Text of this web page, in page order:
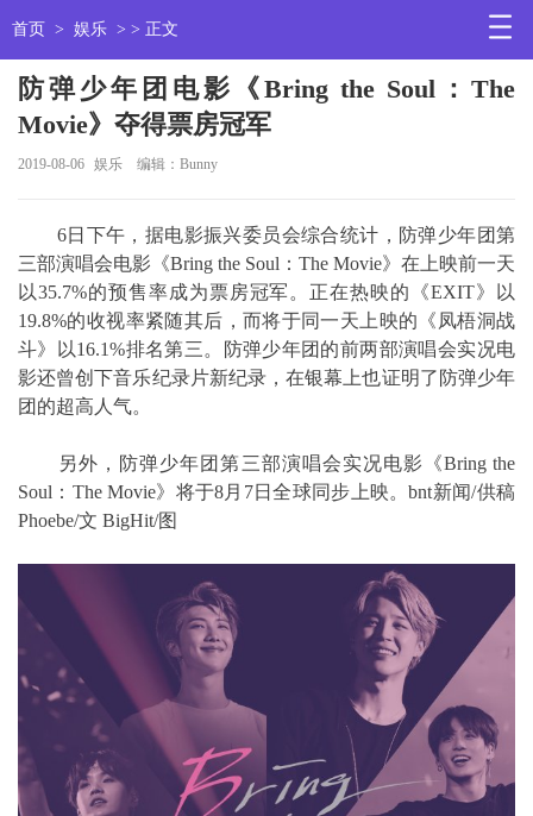
首页 > 娱乐 > > 正文
防弹少年团电影《Bring the Soul：The
Movie》夺得票房冠军
2019-08-06 娱乐 编辑：Bunny
6日下午，据电影振兴委员会综合统计，防弹少年团第
三部演唱会电影《Bring the Soul：The Movie》在上映前一天
以35.7%的预售率成为票房冠军。正在热映的《EXIT》以
19.8%的收视率紧随其后，而将于同一天上映的《凤梧洞战
斗》以16.1%排名第三。防弹少年团的前两部演唱会实况电
影还曾创下音乐纪录片新纪录，在银幕上也证明了防弹少年
团的超高人气。
另外，防弹少年团第三部演唱会实况电影《Bring the
Soul：The Movie》将于8月7日全球同步上映。bnt新闻/供稿
Phoebe/文 BigHit/图